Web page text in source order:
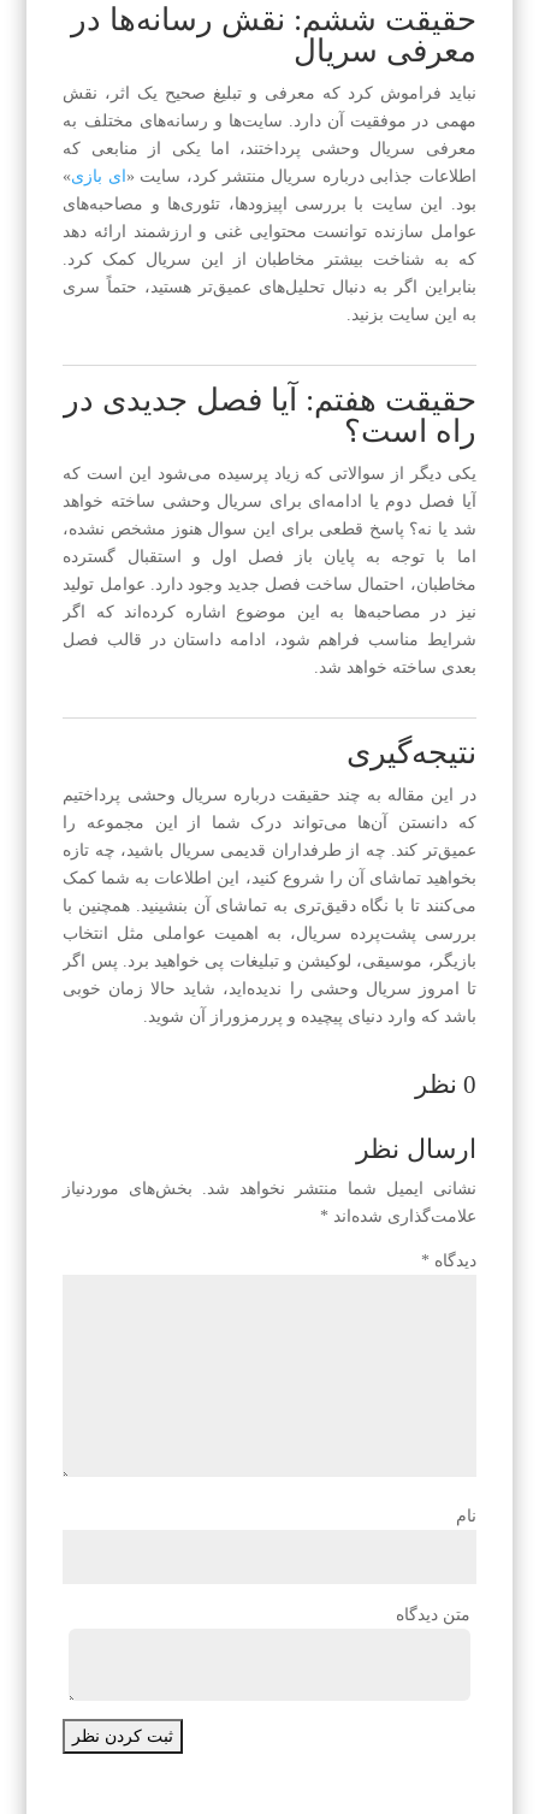
حقیقت ششم: نقش رسانه‌ها در
معرفی سریال
نباید فراموش کرد که معرفی و تبلیغ صحیح یک اثر، نقش
مهمی در موفقیت آن دارد. سایت‌ها و رسانه‌های مختلف به
معرفی سریال وحشی پرداختند، اما یکی از منابعی که
اطلاعات جذابی درباره سریال منتشر کرد، سایت « ای بازی»
بود. این سایت با بررسی اپیزودها، تئوری‌ها و مصاحبه‌های
عوامل سازنده توانست محتوایی غنی و ارزشمند ارائه دهد
که به شناخت بیشتر مخاطبان از این سریال کمک کرد.
بنابراین اگر به دنبال تحلیل‌های عمیق‌تر هستید، حتماً سری
به این سایت بزنید.
حقیقت هفتم: آیا فصل جدیدی در
راه است؟
یکی دیگر از سوالاتی که زیاد پرسیده می‌شود این است که
آیا فصل دوم یا ادامه‌ای برای سریال وحشی ساخته خواهد
شد یا نه؟ پاسخ قطعی برای این سوال هنوز مشخص نشده،
اما با توجه به پایان باز فصل اول و استقبال گسترده
مخاطبان، احتمال ساخت فصل جدید وجود دارد. عوامل تولید
نیز در مصاحبه‌ها به این موضوع اشاره کرده‌اند که اگر
شرایط مناسب فراهم شود، ادامه داستان در قالب فصل
بعدی ساخته خواهد شد.
نتیجه‌گیری
در این مقاله به چند حقیقت درباره سریال وحشی پرداختیم
که دانستن آن‌ها می‌تواند درک شما از این مجموعه را
عمیق‌تر کند. چه از طرفداران قدیمی سریال باشید، چه تازه
بخواهید تماشای آن را شروع کنید، این اطلاعات به شما کمک
می‌کنند تا با نگاه دقیق‌تری به تماشای آن بنشینید. همچنین با
بررسی پشت‌پرده سریال، به اهمیت عواملی مثل انتخاب
بازیگر، موسیقی، لوکیشن و تبلیغات پی خواهید برد. پس اگر
تا امروز سریال وحشی را ندیده‌اید، شاید حالا زمان خوبی
باشد که وارد دنیای پیچیده و پررمزوراز آن شوید.
0 نظر
ارسال نظر
نشانی ایمیل شما منتشر نخواهد شد.
بخش‌های موردنیاز
علامت‌گذاری شده‌اند *
دیدگاه *
نام
متن دیدگاه
ثبت کردن نظر